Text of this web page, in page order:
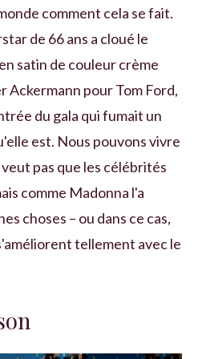
comment cela se fait.
de 66 ans a cloué le
satin de couleur crème
Ackermann pour Tom Ford,
du gala qui fumait un
est. Nous pouvons vivre
pas que les célébrités
comme Madonna l'a
choses – ou dans ce cas,
tellement avec le